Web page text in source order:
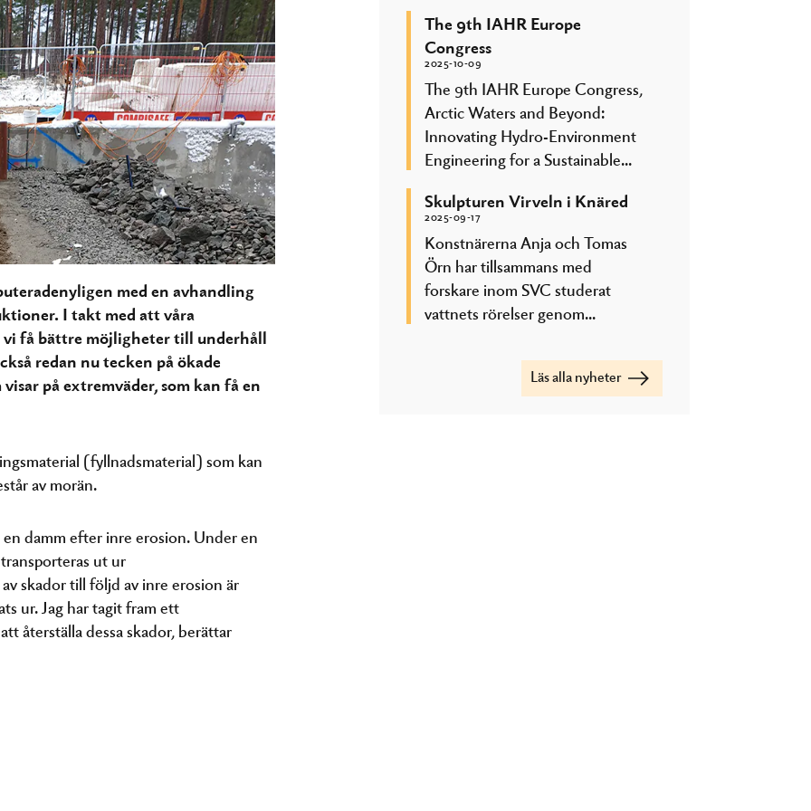
med en avhandling
I takt med att våra
få bättre möjligheter till underhåll
redan nu tecken på ökade
på extremväder, som kan få en
(fyllnadsmaterial) som kan
av morän.
damm efter inre erosion. Under en
ut ur
skador till följd av inre erosion är
ur. Jag har tagit fram ett
återställa dessa skador, berättar
The 9th IAHR Europe
Congress
2025-10-09
The 9th IAHR Europe Congress,
Arctic Waters and Beyond:
Innovating Hydro-Environment
Engineering for a Sustainable...
Skulpturen Virveln i Knäred
2025-09-17
Konstnärerna Anja och Tomas
Örn har tillsammans med
forskare inom SVC studerat
vattnets rörelser genom...
Läs alla nyheter